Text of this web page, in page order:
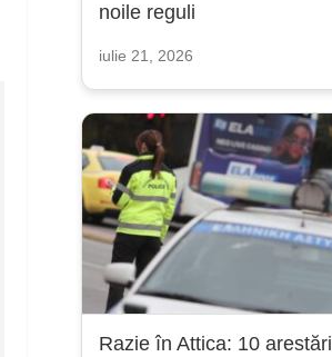
noile reguli
iulie 21, 2026
Razie în Attica: 10 arestări